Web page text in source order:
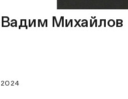
Вадим Михайлов
2024